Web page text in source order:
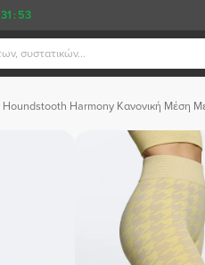
31 : 52
Houndstooth Harmony Κανονική Μέση